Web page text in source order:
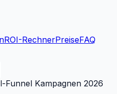
ROI-RechnerPreiseFAQ
Funnel Kampagnen 2026